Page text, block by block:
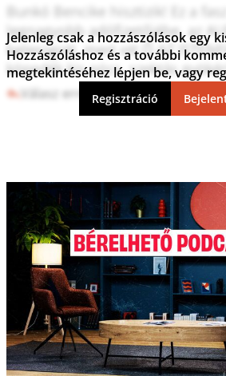
Bunkó Bencike hisztizik! Ez a
legnagyobb adófizetőjébe, az
belerúgott, mert ott Ő AZ
köpedék kis pöcs, szektás
Válasz erre 5 0
Jelenleg csak a hozzászólások egy
Hozzászóláshoz és a további
megtekintéséhez lépjen be, vagy
Regisztráció